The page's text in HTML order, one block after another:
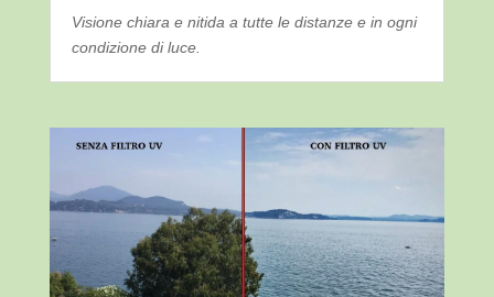
Visione chiara e nitida a tutte le distanze e in ogni
condizione di luce.